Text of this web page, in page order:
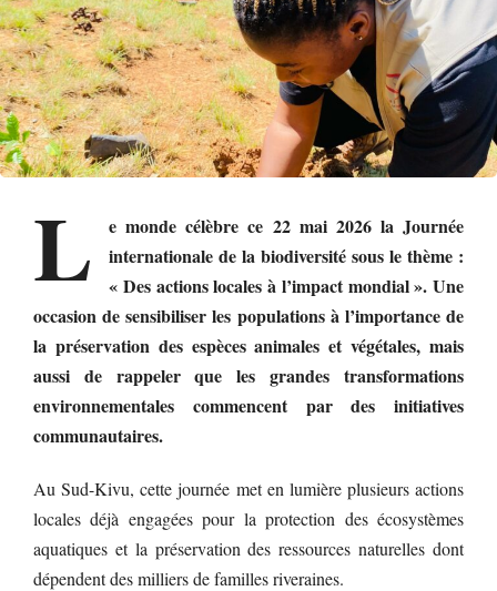
L
e monde célèbre ce 22 mai 2026 la Journée
internationale de la biodiversité sous le thème :
« Des actions locales à l’impact mondial ». Une
occasion de sensibiliser les populations à l’importance de
la préservation des espèces animales et végétales, mais
aussi de rappeler que les grandes transformations
environnementales commencent par des initiatives
communautaires.
Au Sud-Kivu, cette journée met en lumière plusieurs actions
locales déjà engagées pour la protection des écosystèmes
aquatiques et la préservation des ressources naturelles dont
dépendent des milliers de familles riveraines.